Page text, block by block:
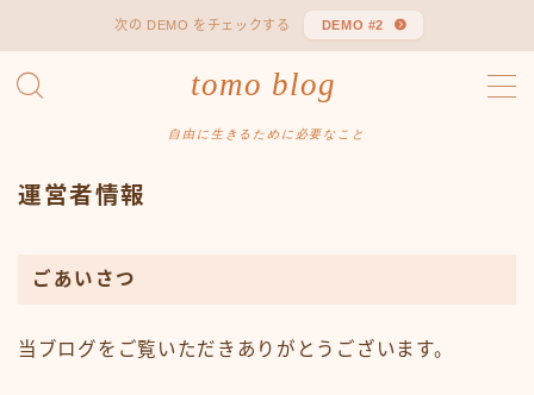
次の DEMO をチェックする DEMO #2
tomo blog
自由に生きるために必要なこと
プライバシーポリシー
運営者情報
運営者情報
ごあいさつ
当ブログをご覧いただきありがとうございます。